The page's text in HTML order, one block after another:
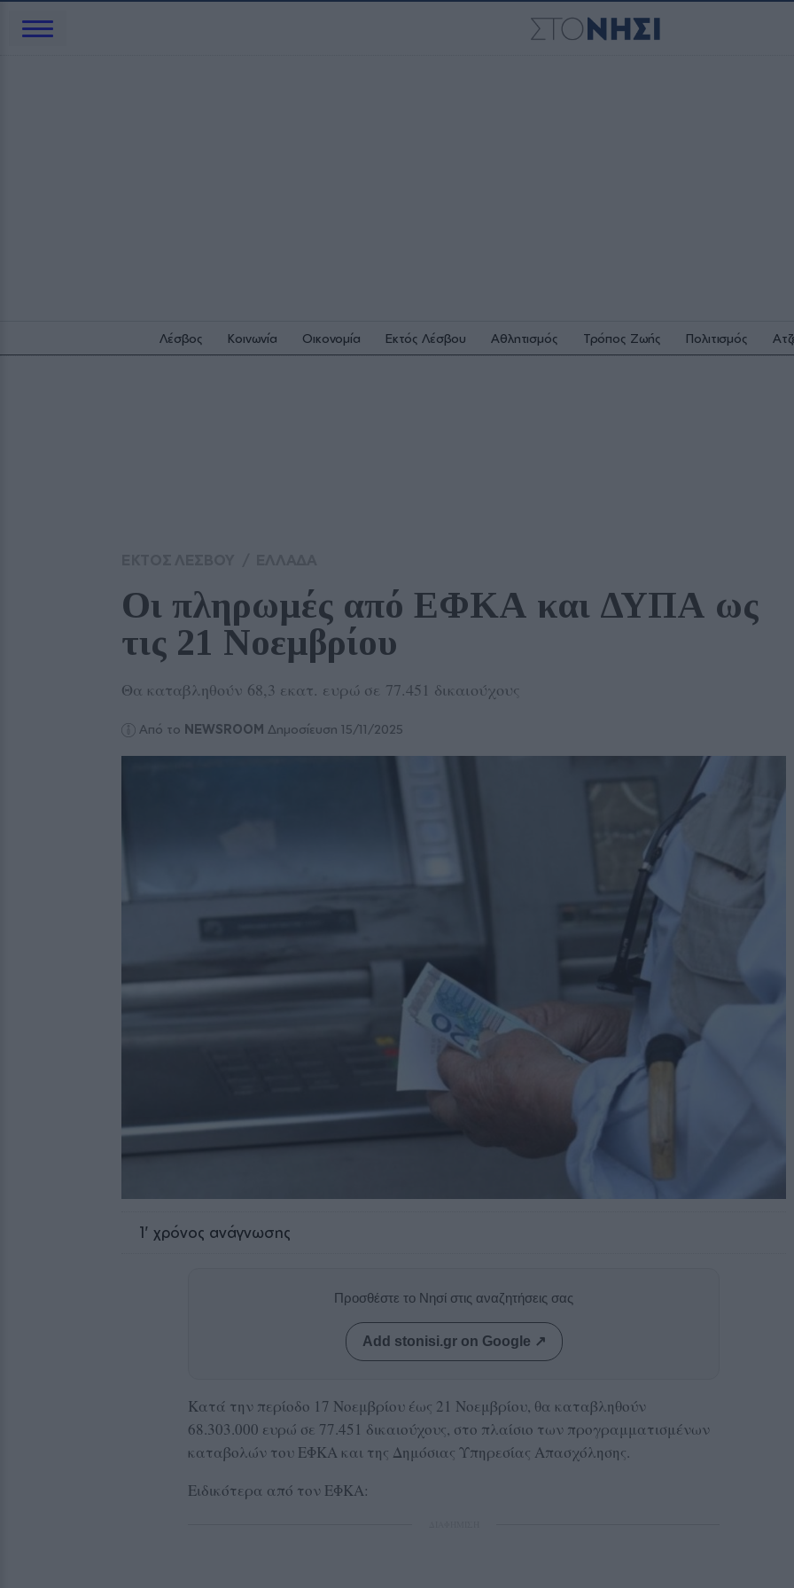
Λέσβος Κοινωνία Οικονομία Εκτός Λέσβου Αθλητισμός Τρόπος Ζωής Πολιτισμός
Οι πληρωμές από ΕΦΚΑ και ΔΥΠΑ ως
τις 21 Νοεμβρίου
Θα καταβληθούν 68,3 εκατ. ευρώ σε 77.451 δικαιούχους
Από το NEWSROOM Δημοσίευση 15/11/2025
1' χρόνος ανάγνωσης
Προσθέστε το Νησί στις αναζητήσεις σας
Add stonisi.gr on Google ↗
Κατά την περίοδο 17 Νοεμβρίου έως 21 Νοεμβρίου, θα καταβληθούν
68.303.000 ευρώ σε 77.451 δικαιούχους, στο πλαίσιο των προγραμματισμένων
καταβολών του ΕΦΚΑ και της Δημόσιας Υπηρεσίας Απασχόλησης.
Ειδικότερα από τον ΕΦΚΑ: